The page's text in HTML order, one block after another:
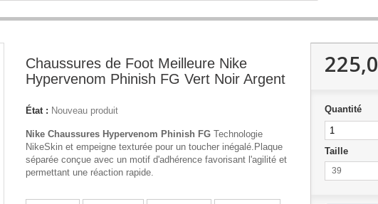
Chaussures de Foot Meilleure Nike
Hypervenom Phinish FG Vert Noir Argent
État : Nouveau produit
Nike Chaussures Hypervenom Phinish FG Technologie
NikeSkin et empeigne texturée pour un toucher inégalé.Plaque
séparée conçue avec un motif d'adhérence favorisant l'agilité et
permettant une réaction rapide.
Quantité
Taille
39